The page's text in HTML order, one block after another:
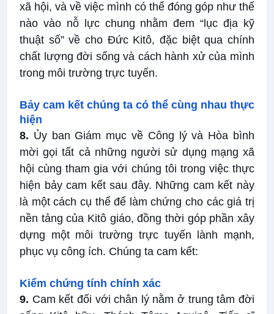
xã hội, và về việc mình có thể đóng góp như thế
nào vào nỗ lực chung nhằm đem “lục địa kỹ
thuật số” về cho Đức Kitô, đặc biệt qua chính
chất lượng đời sống và cách hành xử của mình
trong môi trường trực tuyến.
Bảy cam kết chúng ta có thể cùng nhau thực
hiện
8. Ủy ban Giám mục về Công lý và Hòa bình
mời gọi tất cả những người sử dụng mạng xã
hội cùng tham gia với chúng tôi trong việc thực
hiện bảy cam kết sau đây. Những cam kết này
là một cách cụ thể để làm chứng cho các giá trị
nền tảng của Kitô giáo, đồng thời góp phần xây
dựng một môi trường trực tuyến lành mạnh,
phục vụ công ích. Chúng ta cam kết:
Kiểm chứng tính chính xác
9. Cam kết đối với chân lý nằm ở trung tâm đời